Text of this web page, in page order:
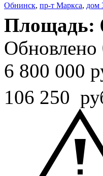
Обнинск, пр-т Маркса, дом
Площадь:
Обновлено
6 800 000
106 250